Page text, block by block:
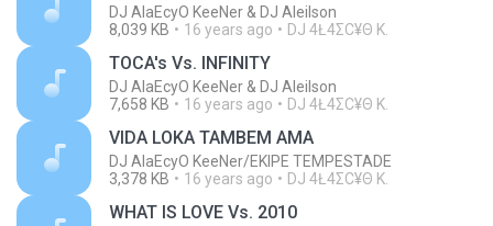
DJ AlaEcyO KeeNer & DJ Aleilson
8,039 KB
16 years ago DJ 4Ł4ΣС¥Θ K.
TOCA's Vs. INFINITY
DJ AlaEcyO KeeNer & DJ Aleilson
7,658 KB
16 years ago DJ 4Ł4ΣС¥Θ K.
VIDA LOKA TAMBEM AMA
DJ AlaEcyO KeeNer/EKIPE TEMPESTADE
3,378 KB
16 years ago DJ 4Ł4ΣС¥Θ K.
WHAT IS LOVE Vs. 2010